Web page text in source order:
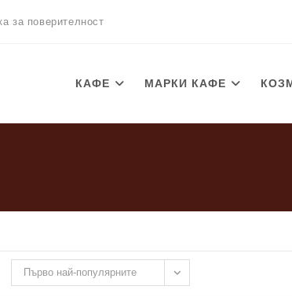
за поверителност
КАФЕ МАРКИ КАФЕ
Първо най-популярните